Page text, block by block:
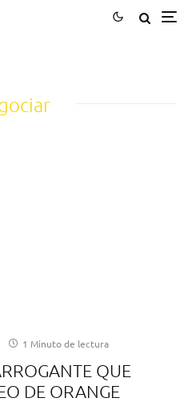
1 Minuto de lectura
QUE
DE ORANGE